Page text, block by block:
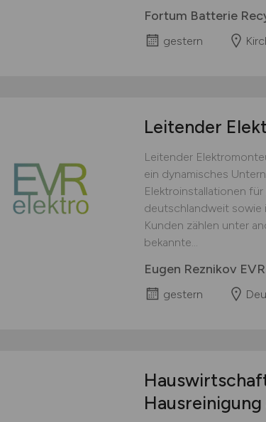
Fortum Batterie
gestern
Leitender
Leitender
ein dynamisches
Elektroinstallationen
deutschlandweit sowie
Kunden zählen unter
bekannte...
Eugen Reznikov
gestern